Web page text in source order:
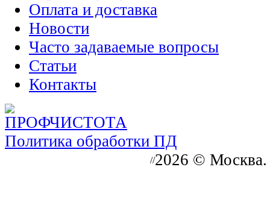
Оплата и доставка
Новости
Часто задаваемые вопросы
Статьи
Контакты
Политика обработки ПД
//2026 ©